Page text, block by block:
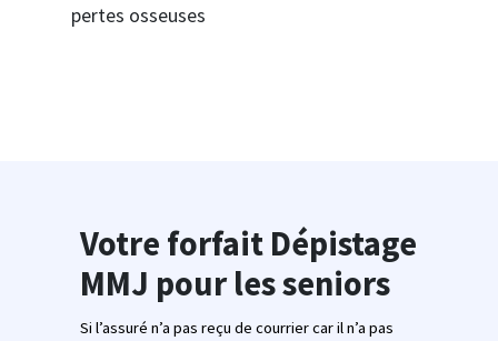
pertes osseuses
Votre forfait Dépistage
MMJ pour les seniors
Si l’assuré n’a pas reçu de courrier car il n’a pas